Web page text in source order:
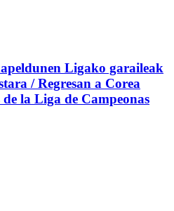
Ligako garaileak
/ Regresan a Corea
la Liga de Campeonas